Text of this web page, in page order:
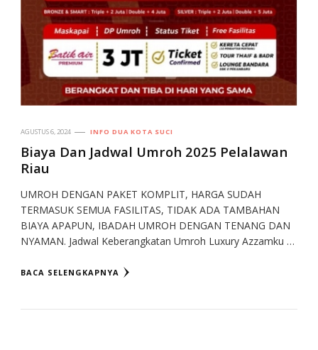
AGUSTUS 6, 2024 INFO DUA KOTA SUCI
Biaya Dan Jadwal Umroh 2025 Pelalawan
Riau
UMROH DENGAN PAKET KOMPLIT, HARGA SUDAH
TERMASUK SEMUA FASILITAS, TIDAK ADA TAMBAHAN
BIAYA APAPUN, IBADAH UMROH DENGAN TENANG DAN
NYAMAN. Jadwal Keberangkatan Umroh Luxury Azzamku …
BACA SELENGKAPNYA